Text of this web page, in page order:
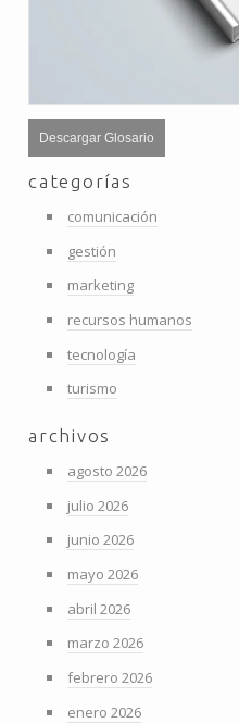
Descargar Glosario
categorías
comunicación
gestión
marketing
recursos humanos
tecnología
turismo
archivos
agosto 2026
julio 2026
junio 2026
mayo 2026
abril 2026
marzo 2026
febrero 2026
enero 2026